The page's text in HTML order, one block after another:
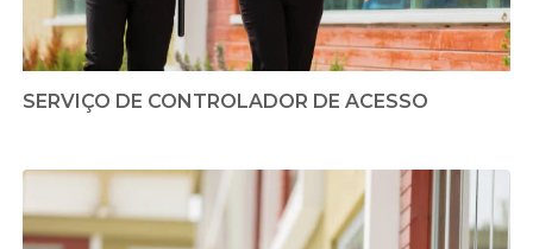
SERVIÇO DE CONTROLADOR DE ACESSO